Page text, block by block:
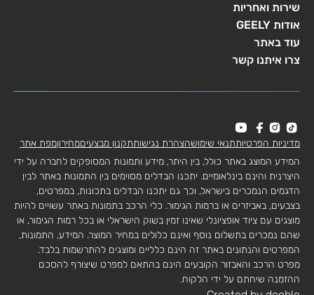
שירות ואחריות
אודות GEELY
עוד באתר
צרו איתנו קשר
מדיניות הפרטיותתנאי שימושהצהרת נגישותתקנון מבצעיםמחירוןמפת אתר
המידע המוצג באתר כולל, בין היתר, מידע ותמונות המסופקים לחברה על ידי
היצרנית והינם בינלאומיים. יתכנו הבדלים מסוימים בין התמונות באתר לבין
הדגמים הנמכרים בישראל, וכך גם יתכנו הבדלים בתכונות, במפרטים,
בצבעים, באביזרים או ברמות הגימור. כלי הרכב בתמונות באתר עשויים להיות
מוצגים עם ציוד אופציונלי שאינו זמין בשוק הישראלי או בכל רמות הגימור, או
שהם נמכרים בתשלום נוסף ואינם כלולים במחיר המוצר. המידע, התמונות,
המפרטים והנתונים באתר זה הינם כלליים ומוצגים להתרשמות בלבד.
מפרט הרכב והאבזור הקובעים הינם בהתאם למפרט שיצורף להסכם
ההזמנה שיחתם על ידי הלקוח.